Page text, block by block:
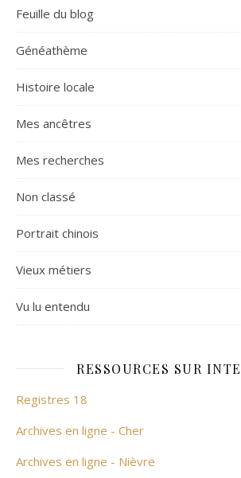
Feuille du blog
Généathème
Histoire locale
Mes ancêtres
Mes recherches
Non classé
Portrait chinois
Vieux métiers
Vu lu entendu
RESSOURCES SUR
Registres 18
Archives en ligne - Cher
Archives en ligne - Nièvre